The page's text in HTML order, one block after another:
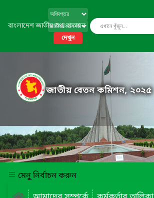
বাংলাদেশ জাতীয় তথ্য বাতায়ন
দেখুন
জাতীয় বেতন কমিশন, ২০২৫
মেনু নির্বাচন করুন